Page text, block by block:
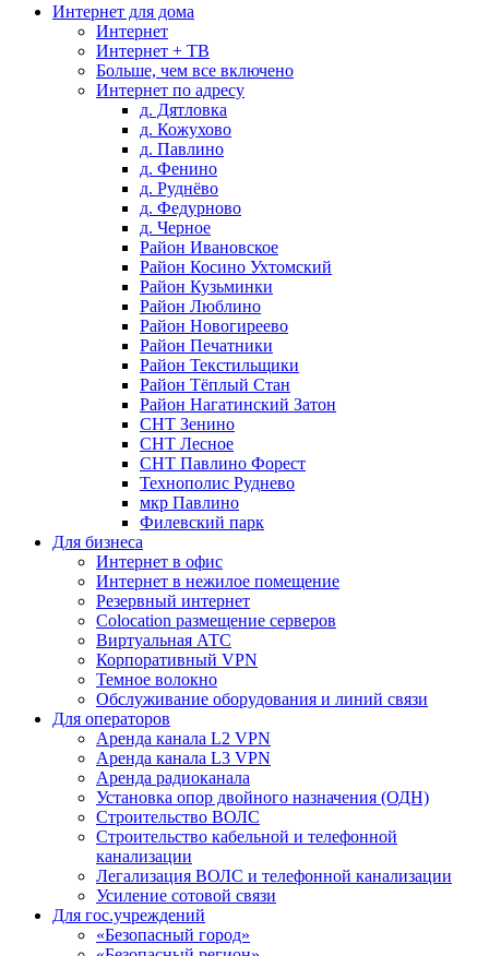
Интернет для дома
Интернет
Интернет + ТВ
Больше, чем все включено
Интернет по адресу
д. Дятловка
д. Кожухово
д. Павлино
д. Фенино
д. Руднёво
д. Федурново
д. Черное
Район Ивановское
Район Косино Ухтомский
Район Кузьминки
Район Люблино
Район Новогиреево
Район Печатники
Район Текстильщики
Район Тёплый Стан
Район Нагатинский Затон
СНТ Зенино
СНТ Лесное
СНТ Павлино Форест
Технополис Руднево
мкр Павлино
Филевский парк
Для бизнеса
Интернет в офис
Интернет в нежилое помещение
Резервный интернет
Colocation размещение серверов
Виртуальная АТС
Корпоративный VPN
Темное волокно
Обслуживание оборудования и линий связи
Для операторов
Аренда канала L2 VPN
Аренда канала L3 VPN
Аренда радиоканала
Установка опор двойного назначения (ОДН)
Строительство ВОЛС
Строительство кабельной и телефонной
канализации
Легализация ВОЛС и телефонной канализации
Усиление сотовой связи
Для гос.учреждений
«Безопасный город»